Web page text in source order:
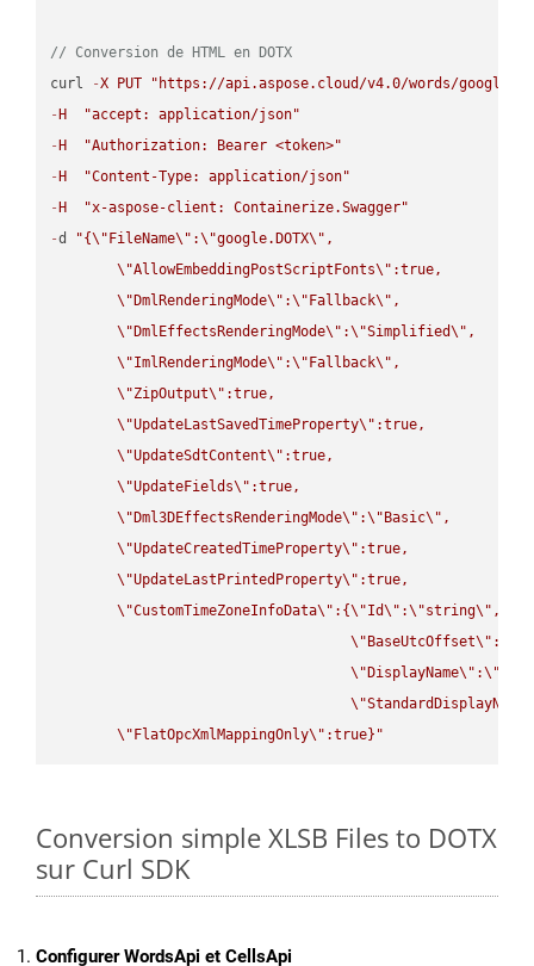
// Conversion de HTML en DOTX
curl
-X PUT
"https://api.aspose.cloud/v4.0/words/
- H
"accept: application/json"
- H
"Authorization: Bearer <token>"
- H
"Content-Type: application/json"
- H
"x-aspose-client: Containerize.Swagger"
-d "{\" FileName\" :\"google.DOTX\" ,
\"AllowEmbeddingPostScriptFonts\" :true,
\" DmlRenderingMode\" :\" Fallback\" ,
\" DmlEffectsRenderingMode\" :\"Simplified\" ,
\"ImlRenderingMode\" :\" Fallback\" ,
\"ZipOutput\" :true,
\"UpdateLastSavedTimeProperty\" :true,
\"UpdateSdtContent\" :true,
\"UpdateFields\" :true,
\" Dml3DEffectsRenderingMode\" :\" Basic\" ,
\"UpdateCreatedTimeProperty\" :true,
\"UpdateLastPrintedProperty\" :true,
\"CustomTimeZoneInfoData\" :{\"Id\" :\"string\" ,
\" BaseUtcOffset\" :
\" DisplayName\" :\"
\"StandardDisplayName
\" FlatOpcXmlMappingOnly\" :true}"
Conversion simple XLSB Files to DOTX
sur Curl SDK
Configurer WordsApi et CellsApi